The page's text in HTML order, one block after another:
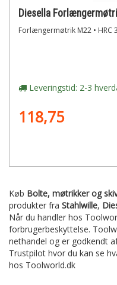
Diesella
Forlængermøtrik M22 • HRC
Leveringstid: 2-3
118,75
Køb Bolte, møtrikker og
produkter fra Stahlwille,
Når du handler hos
forbrugerbeskyttelse.
nethandel og er godkendt
Trustpilot hvor du kan se
hos Toolworld.dk